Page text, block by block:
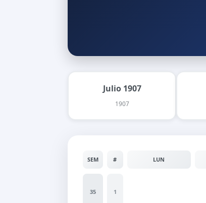
Julio 1907
1907
SEM # LUN
35 1